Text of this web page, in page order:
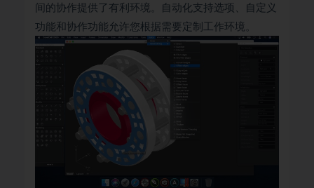
间的协作提供了有利环境。自动化支持选项、自定义
功能和协作功能允许您根据需要定制工作环境。